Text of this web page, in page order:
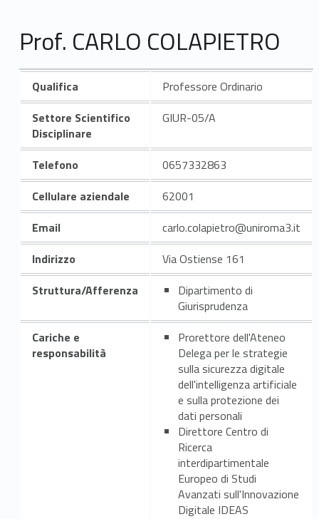
Prof. CARLO COLAPIETRO
Qualifica
Professore Ordinario
Settore Scientifico
Disciplinare
GIUR-05/A
Telefono
0657332863
Cellulare aziendale
62001
Email
carlo.colapietro@uniroma3.it
Indirizzo
Via Ostiense 161
Struttura/Afferenza
Dipartimento di
Giurisprudenza
Cariche e
responsabilità
Prorettore dell'Ateneo
Delega per le strategie
sulla sicurezza digitale
dell'intelligenza artificiale
e sulla protezione dei
dati personali
Direttore Centro di
Ricerca
interdipartimentale
Europeo di Studi
Avanzati sull'Innovazione
Digitale IDEAS